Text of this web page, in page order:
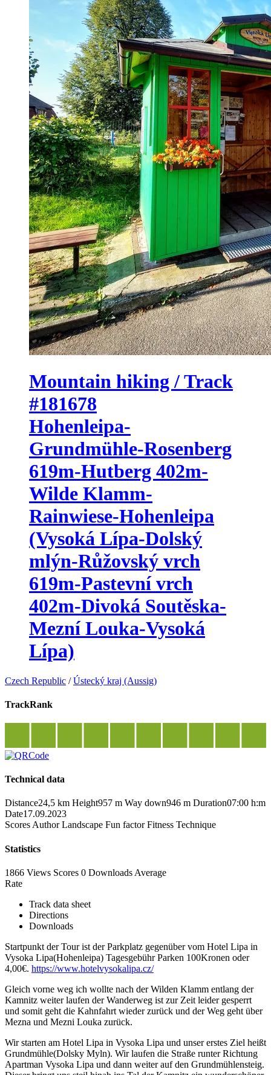
Mountain hiking / Track
#181678
Hohenleipa-
Grundmühle-Rosenberg
619m-Hutberg 402m-
Wilde Klamm-
Rainwiese-Hohenleipa
(Vysoká Lípa-Dolský
mlýn-Růžovský vrch
619m-Pastevní vrch
402m-Divoká Soutěska-
Mezní Louka-Vysoká
Lípa)
Czech Republic /Ústecký kraj (Aussig)
TrackRank
Technical data
Distance24,5 km Height957 m Way down946 m Duration07:00 h:m
Date17.09.2023
Scores Author Landscape Fun factor Fitness Technique
Statistics
1866 Views Scores 0 Downloads Average
Rate
Track data sheet
Directions
Downloads
Startpunkt der Tour ist der Parkplatz gegenüber vom Hotel Lipa in
Vysoka Lipa(Hohenleipa) Tagesgebühr Parken 100Kronen oder
4,00€. https://www.hotelvysokalipa.cz/
Gleich vorne weg ich wollte nach der Wilden Klamm entlang der
Kamnitz weiter laufen der Wanderweg ist zur Zeit leider gesperrt
und somit geht die Kahnfahrt wieder zurück und der Weg geht über
Mezna und Mezni Louka zurück.
Wir starten am Hotel Lipa in Vysoka Lipa und unser erstes Ziel heißt
Grundmühle(Dolsky Myln). Wir laufen die Straße runter Richtung
Apartman Vysoka Lipa und dann weiter auf den Grundmühlensteig.